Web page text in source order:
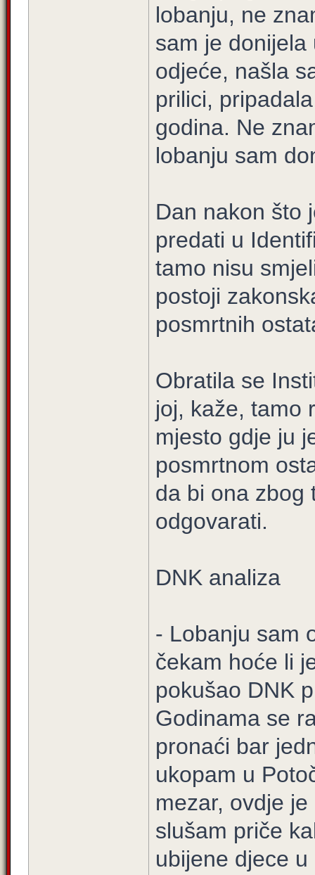
lobanju, ne
sam je donijela
odjeće, našla
prilici,
godina. Ne
lobanju sam
Dan nakon što
predati u
tamo nisu
postoji
posmrtnih
Obratila se
joj, kaže, tamo
mjesto gdje ju
posmrtnom
da bi ona zbog
odgovarati.
DNK analiza
- Lobanju sam
čekam hoće li
pokušao DNK
Godinama se
pronaći bar
ukopam u
mezar, ovdje
slušam priče
ubijene djece